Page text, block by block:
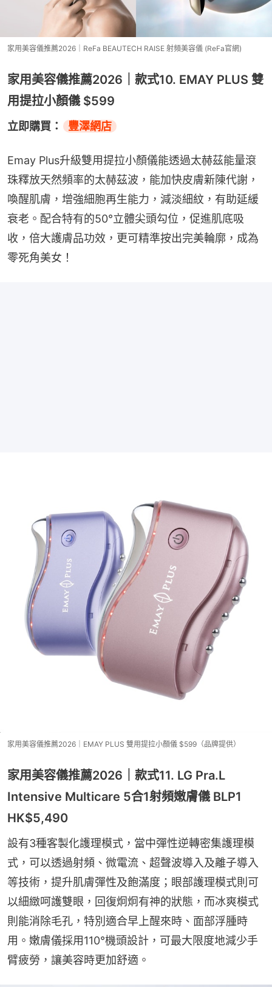
家用美容儀推薦2026｜ReFa BEAUTECH RAISE 射頻美容儀 (ReFa官網)
家用美容儀推薦2026｜款式10. EMAY PLUS 雙
用提拉小顏儀 $599
立即購買： 豐澤網店
Emay Plus升級雙用提拉小顏儀能透過太赫茲能量滾
珠釋放天然頻率的太赫茲波，能加快皮膚新陳代謝，
喚醒肌膚，增強細胞再生能力，減淡細紋，有助延緩
衰老。配合特有的50°立體尖頭勾位，促進肌底吸
收，倍大護膚品功效，更可精準按出完美輪廓，成為
零死角美女！
家用美容儀推薦2026｜EMAY PLUS 雙用提拉小顏儀 $599（品牌提供）
家用美容儀推薦2026｜款式11. LG Pra.L
Intensive Multicare 5合1射頻嫩膚儀 BLP1
HK$5,490
設有3種客製化護理模式，當中彈性逆轉密集護理模
式，可以透過射頻、微電流、超聲波導入及離子導入
等技術，提升肌膚彈性及飽滿度；眼部護理模式則可
以細緻呵護雙眼，回復炯炯有神的狀態，而冰爽模式
則能消除毛孔，特別適合早上醒來時、面部浮腫時
用。嫩膚儀採用110°機頭設計，可最大限度地減少手
臂疲勞，讓美容時更加舒適。